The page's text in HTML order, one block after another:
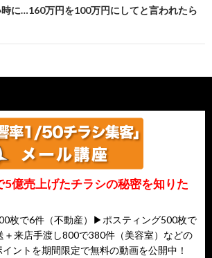
に…160万円を100万円にしてと言われたら
5億売上げたチラシの秘密を知りた
枚で6件（不動産）▶ポスティング500枚で
来店手渡し800で380件（美容室）などの
ントを期間限定で無料の動画を公開中！